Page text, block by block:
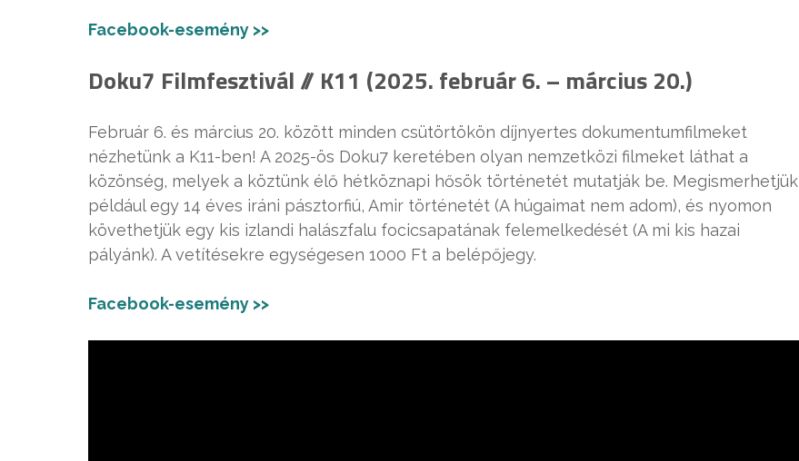
Facebook-esemény >>
Doku7 Filmfesztivál // K11 (2025. február 6. – március 20.)
Február 6. és március 20. között minden csütörtökön díjnyertes dokumentumfilmeket
nézhetünk a K11-ben! A 2025-ös Doku7 keretében olyan nemzetközi filmeket láthat a
közönség, melyek a köztünk élő hétköznapi hősök történetét mutatják be. Megismerhetjük
például egy 14 éves iráni pásztorfiú, Amir történetét (A húgaimat nem adom), és nyomon
követhetjük egy kis izlandi halászfalu focicsapatának felemelkedését (A mi kis hazai
pályánk). A vetítésekre egységesen 1000 Ft a belépőjegy.
Facebook-esemény >>